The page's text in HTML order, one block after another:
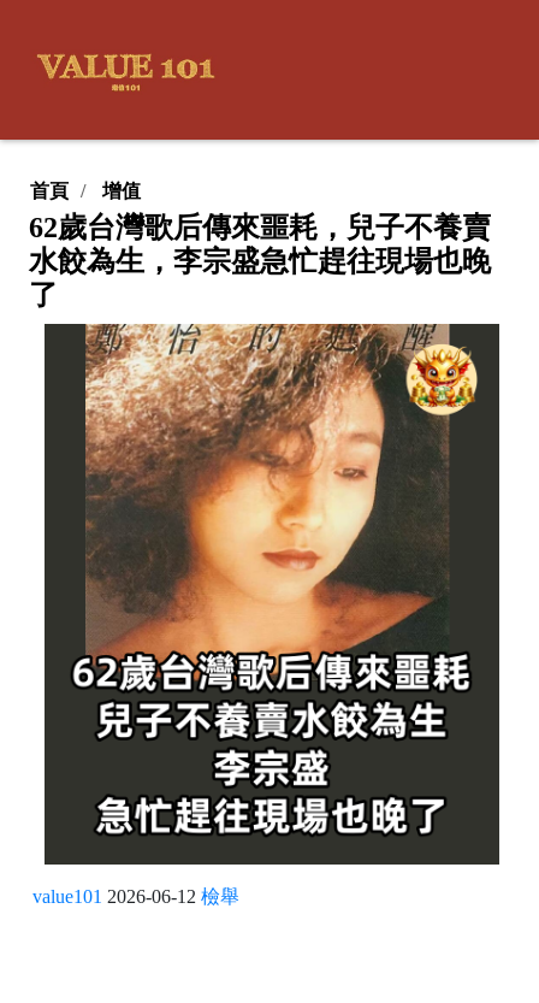
首頁 增值
62歲台灣歌后傳來噩耗，兒子不養賣
水餃為生，李宗盛急忙趕往現場也晚
了
value101 2026-06-12 檢舉